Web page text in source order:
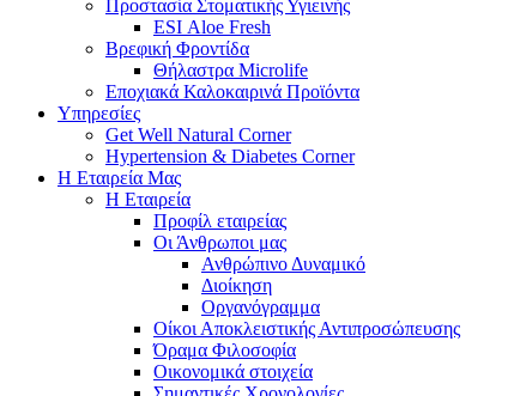
Προστασία Στοματικής Υγιεινής
ESI Αloe Fresh
Βρεφική Φροντίδα
Θήλαστρα Microlife
Εποχιακά Καλοκαιρινά Προϊόντα
Υπηρεσίες
Get Well Natural Corner
Hypertension & Diabetes Corner
Η Εταιρεία Μας
Η Εταιρεία
Προφίλ εταιρείας
Οι Άνθρωποι μας
Ανθρώπινο Δυναμικό
Διοίκηση
Οργανόγραμμα
Οίκοι Αποκλειστικής Αντιπροσώπευσης
Όραμα Φιλοσοφία
Οικονομικά στοιχεία